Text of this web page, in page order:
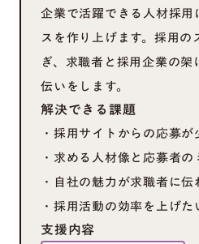
企業で活躍できる人材採
スを作り上げます。採用
ぎ、求職者と採用企業の
伝いをします。
解決できる課題
・採用サイトからの応募
・求める人材像と応募者
・自社の魅力が求職者に
・採用活動の効率を上げた
支援内容